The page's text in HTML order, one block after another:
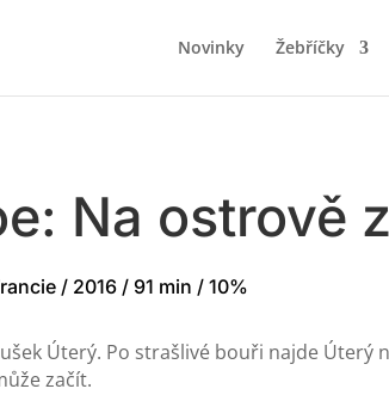
Novinky Žebříčky
Na ostrově
/ 2016 / 91 min / 10%
Úterý. Po strašlivé bouři najde Úterý
začít.